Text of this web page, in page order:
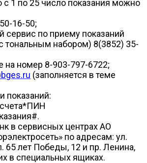
с 1 по 25 число показания можно
16-50;
сервис по приему показаний
тональным набором) 8(3852) 35-
на номер 8-903-797-6722;
(заполняется в теме
показаний:
в сервисных центрах АО
по адресам: ул.
65 лет Победы, 12 и пр. Ленина,
в специальных ящиках.